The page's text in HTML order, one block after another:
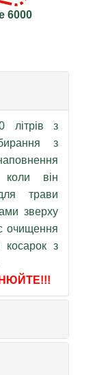
6000
літрів з
з
коли він
трави
зверху
очищення
косарок з